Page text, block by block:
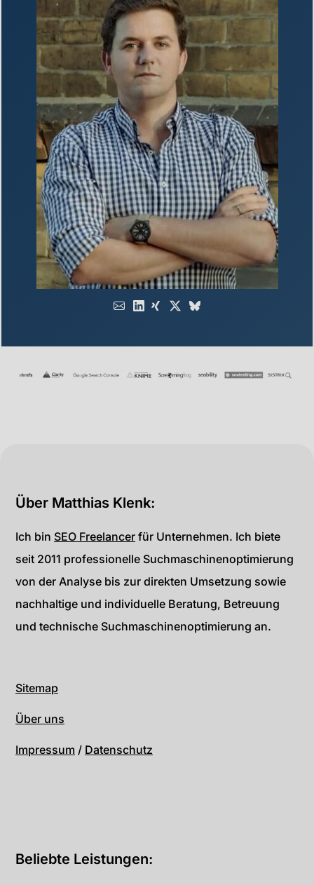
Über Matthias Klenk:
Ich bin SEO Freelancer für Unternehmen. Ich biete
seit 2011 professionelle Suchmaschinenoptimierung
von der Analyse bis zur direkten Umsetzung sowie
nachhaltige und individuelle Beratung, Betreuung
und technische Suchmaschinenoptimierung an.
Sitemap
Über uns
Impressum / Datenschutz
Beliebte Leistungen: